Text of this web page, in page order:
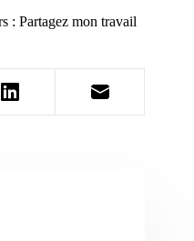
: Partagez mon travail